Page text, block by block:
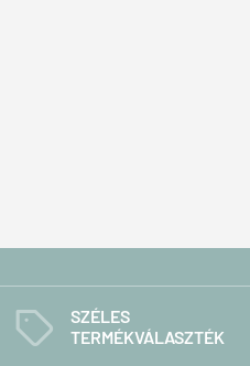
C
SZÉLES
TERMÉKVÁLASZTÉK